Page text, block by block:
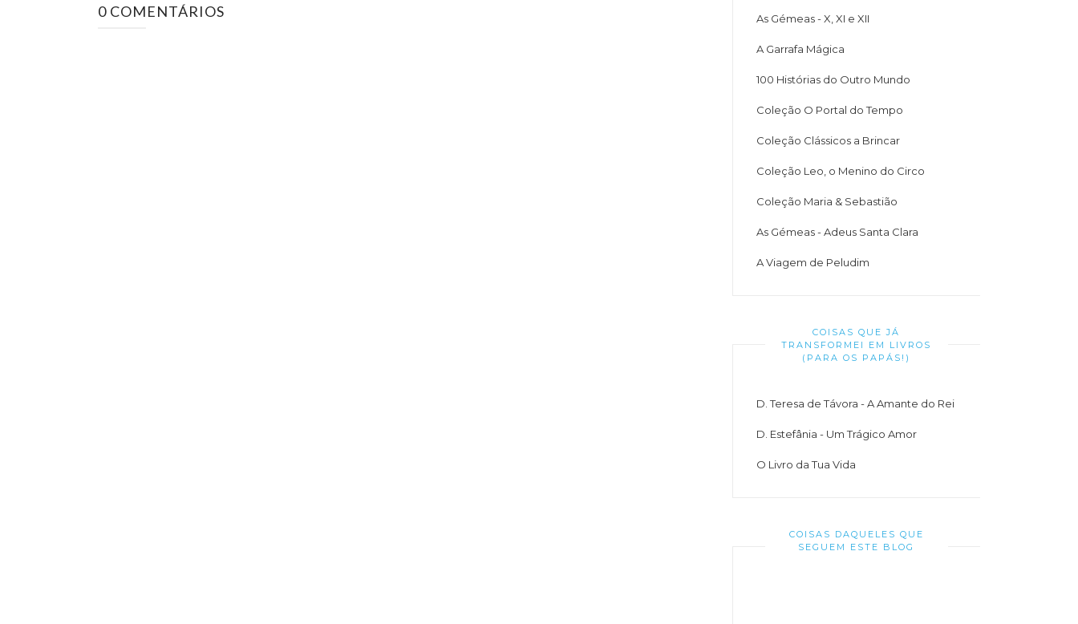
0 COMENTÁRIOS As Gémeas - X, XI e XII
A Garrafa Mágica
100 Histórias do Outro Mundo
Coleção O Portal do Tempo
Coleção Clássicos a Brincar
Coleção Leo, o Menino do Circo
Coleção Maria & Sebastião
As Gémeas - Adeus Santa Clara
A Viagem de Peludim
COISAS QUE JÁ
TRANSFORMEI EM LIVROS
(PARA OS PAPÁS!)
D. Teresa de Távora - A Amante do Rei
D. Estefânia - Um Trágico Amor
O Livro da Tua Vida
COISAS DAQUELES QUE
SEGUEM ESTE BLOG